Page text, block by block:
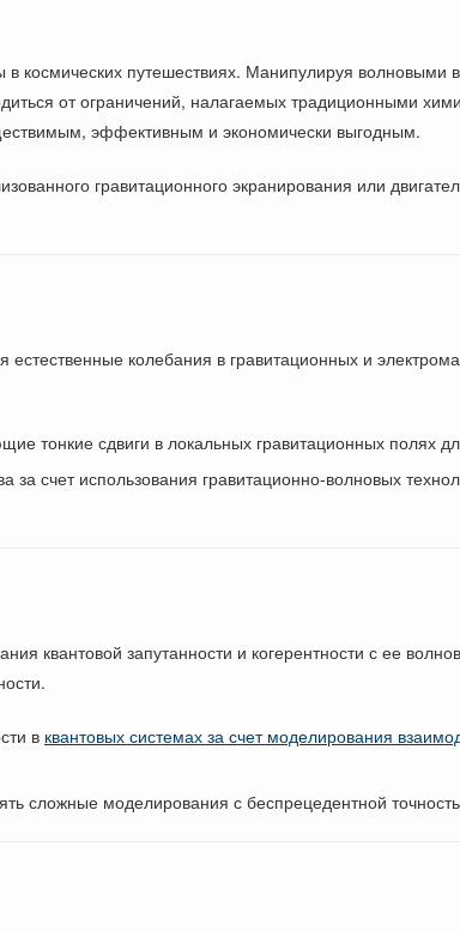
в космических путешествиях. Манипулируя волновыми
от ограничений, налагаемых традиционными
эффективным и экономически выгодным.
гравитационного экранирования или
естественные колебания в гравитационных и
тонкие сдвиги в локальных гравитационных полях
за счет использования гравитационно-волновых
квантовой запутанности и когерентности с ее
в квантовых системах за счет моделирования
сложные моделирования с беспрецедентной